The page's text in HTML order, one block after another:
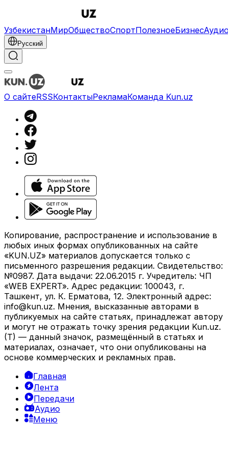
УзбекистанМирОбществоСпортПолезноеБизнес
Русский
О сайтеRSSКонтактыРекламаКоманда Kun.uz
Копирование, распространение и использование в
любых иных формах опубликованных на сайте
«KUN.UZ» материалов допускается только с
письменного разрешения редакции. Свидетельство:
№0987. Дата выдачи: 22.06.2015 г. Учредитель: ЧП
«WEB EXPERT». Адрес редакции: 100043, г.
Ташкент, ул. К. Ерматова, 12. Электронный адрес:
info@kun.uz. Мнения, высказанные авторами в
публикуемых на сайте статьях, принадлежат автору
и могут не отражать точку зрения редакции Kun.uz.
(T) — данный значок, размещённый в статьях и
материалах, означает, что они опубликованы на
основе коммерческих и рекламных прав.
Главная
Лента
Передачи
Аудио
Меню